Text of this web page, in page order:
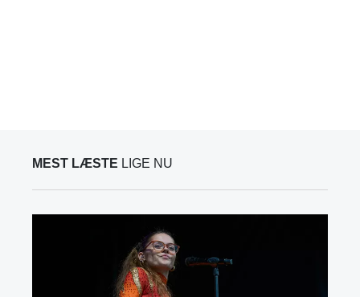
MEST LÆSTE LIGE NU